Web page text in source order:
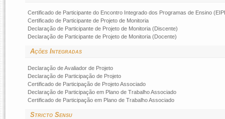
Certificado de Participante do Encontro Integrado dos Programas de Ensino
Certificado de Participante de Projeto de Monitoria
Declaração de Participante de Projeto de Monitoria (Discente)
Declaração de Participante de Projeto de Monitoria (Docente)
Ações Integradas
Declaração de Avaliador de Projeto
Declaração de Participação de Projeto
Certificado de Participação de Projeto Associado
Declaração de Participação em Plano de Trabalho Associado
Certificado de Participação em Plano de Trabalho Associado
Stricto Sensu